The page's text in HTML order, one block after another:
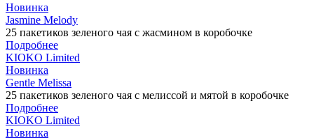
Новинка
Jasmine Melody
25 пакетиков зеленого чая с жасмином в коробочке
Подробнее
KIOKO Limited
Новинка
Gentle Melissa
25 пакетиков зеленого чая с мелиссой и мятой в коробочке
Подробнее
KIOKO Limited
Новинка